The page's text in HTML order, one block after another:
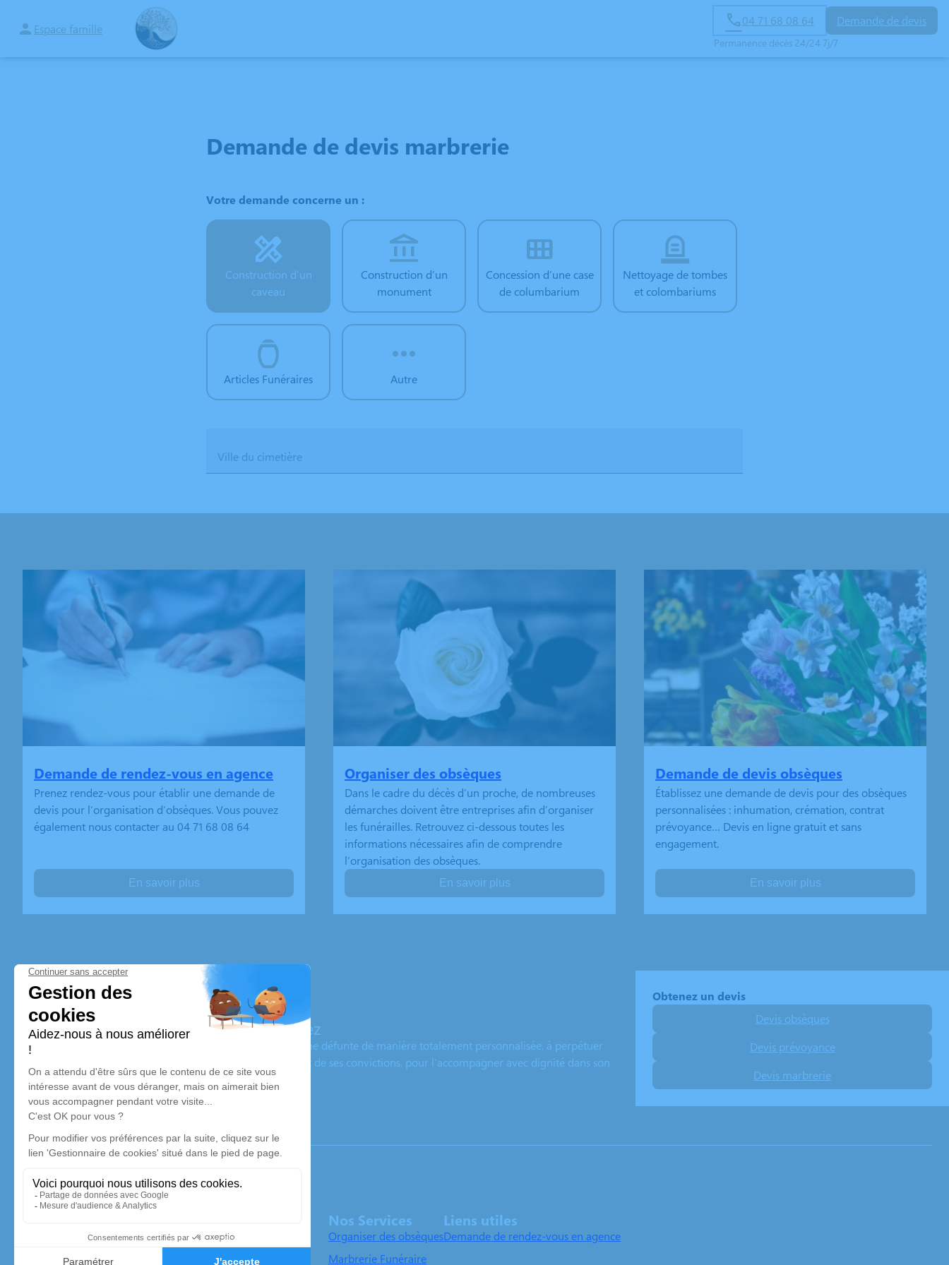
Espace famille
Permanence décès 24/24 7j/7
04 71 68 08 64 Demande de devis
OBSÈQUES MARBRERIE ARTICLES FUNÉRAIRES
Demande de devis marbrerie
Votre demande concerne un :
Construction d’un
caveau
Construction d’un
monument
Concession d’une case
de columbarium
Nettoyage de tombes
et colombariums
Articles Funéraires Autre
Ville du cimetière
Demande de rendez-vous en agence
Prenez rendez-vous pour établir une demande de
devis pour l’organisation d’obsèques. Vous pouvez
également nous contacter au 04 71 68 08 64
En savoir plus
Organiser des obsèques
Dans le cadre du décès d’un proche, de nombreuses
démarches doivent être entreprises afin d’organiser
les funérailles. Retrouvez ci-dessous toutes les
informations nécessaires afin de comprendre
l’organisation des obsèques.
En savoir plus
Demande de devis obsèques
Établissez une demande de devis pour des obsèques
personnalisées : inhumation, crémation, contrat
prévoyance… Devis en ligne gratuit et sans
engagement.
En savoir plus
Pompes Funèbres et Marbrerie Pan Lopez
Nos équipes vous aident à honorer la mémoire de la personne défunte de manière totalement personnalisée, à perpétuer
son souvenir dans le respect de ses volontés, de ses valeurs et de ses convictions, pour l’accompagner avec dignité dans son
dernier voyage.
Obtenez un devis
Devis obsèques
Devis prévoyance
Devis marbrerie
Notre agence
Pompes Funèbres Pan-Lopez
04 71 68 08 64
2, Rue de la République – 15200 – Mauriac
4.5/5 – 25 avis
Nos Services
Organiser des obsèques
Marbrerie Funéraire
Liens utiles
Demande de rendez-vous en agence